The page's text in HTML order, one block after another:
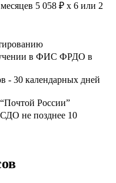
5 058 ₽ х 6 или 2
в ФИС ФРДО в
- 30 календарных дней
России”
не позднее 10